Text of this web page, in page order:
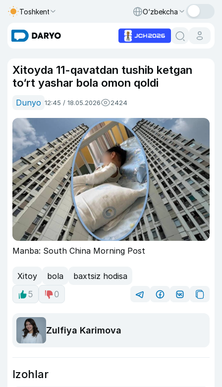
Toshkent O‘zbekcha
Xitoyda 11-qavatdan tushib ketgan
to‘rt yashar bola omon qoldi
Dunyo 12:45 / 18.05.2026 2424
Manba: South China Morning Post
Xitoy bola
baxtsiz hodisa
5
0
Zulfiya Karimova
Izohlar